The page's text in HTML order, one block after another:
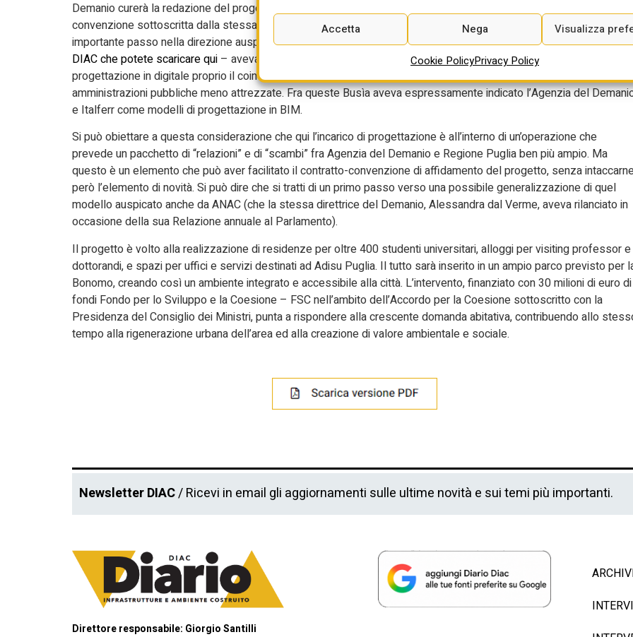
Accetta Nega Visualizza
Cookie PolicyPrivacy Policy
Demanio curerà la redazione del progetto di fattibilità tecnico-economica per l’intervento, sulla base di una
convenzione sottoscritta dalla stessa Struttura con la Regione Puglia. Sarà una progettazione in BIM ed è un primo
importante passo nella direzione auspicata dal presidente dell’ANAC, Giuseppe Busìa, che –nell’intervista a Diario
DIAC che potete scaricare qui – aveva indicato come direzione per un miglioramento generalizzato della
progettazione in digitale proprio il coinvolgimento di alcune grandi stazioni appaltanti pubbliche a sostegno delle
amministrazioni pubbliche meno attrezzate. Fra queste Busìa aveva espressamente indicato l’Agenzia del
e Italferr come modelli di progettazione in BIM.
Si può obiettare a questa considerazione che qui l’incarico di progettazione è all’interno di un’operazione che
prevede un pacchetto di “relazioni” e di “scambi” fra Agenzia del Demanio e Regione Puglia ben più ampio. Ma
questo è un elemento che può aver facilitato il contratto-convenzione di affidamento del progetto, senza
però l’elemento di novità. Si può dire che si tratti di un primo passo verso una possibile generalizzazione di quel
modello auspicato anche da ANAC (che la stessa direttrice del Demanio, Alessandra dal Verme, aveva rilanciato in
occasione della sua Relazione annuale al Parlamento).
Il progetto è volto alla realizzazione di residenze per oltre 400 studenti universitari, alloggi per visiting professor e
dottorandi, e spazi per uffici e servizi destinati ad Adisu Puglia. Il tutto sarà inserito in un ampio parco previsto per
Bonomo, creando così un ambiente integrato e accessibile alla città. L’intervento, finanziato con 30 milioni di euro di
fondi Fondo per lo Sviluppo e la Coesione – FSC nell’ambito dell’Accordo per la Coesione sottoscritto con la
Presidenza del Consiglio dei Ministri, punta a rispondere alla crescente domanda abitativa, contribuendo allo
tempo alla rigenerazione urbana dell’area ed alla creazione di valore ambientale e sociale.
Newsletter DIAC/ Ricevi in email gli aggiornamenti sulle ultime novità e sui temi più importanti.
Direttore responsabile: Giorgio Santilli